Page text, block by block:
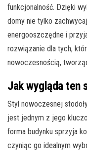
funkcjonalność. Dzięki
domy nie tylko
energooszczędne i
rozwiązanie dla tych,
nowoczesnością,
Jak wygląda ten
Styl nowoczesnej
jest jednym z jego
forma budynku sprzyja
czyniąc go idealnym